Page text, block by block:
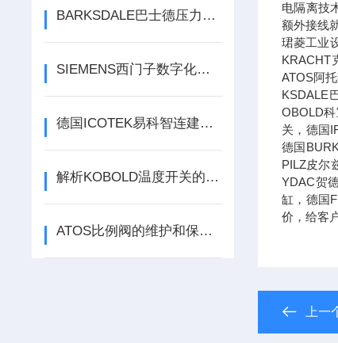
BARKSDALE巴士德压力开关常见问题
SIEMENS西门子数字化工业软件产品工程新版NX软件的亮点
德国ICOTEK易科智连建筑机械、农业设备和商用车辆领域的电缆管理
解析KOBOLD温度开关的技术特点
ATOS比例阀的维护和保养需要注意哪些事项？
电隔离技
额外接线
珺菱工业
KRACHT
ATOS阿
KSDALE
OBOLD
关，德国
德国
PILZ皮尔
YDAC贺
缸，德国
价，给客
上一